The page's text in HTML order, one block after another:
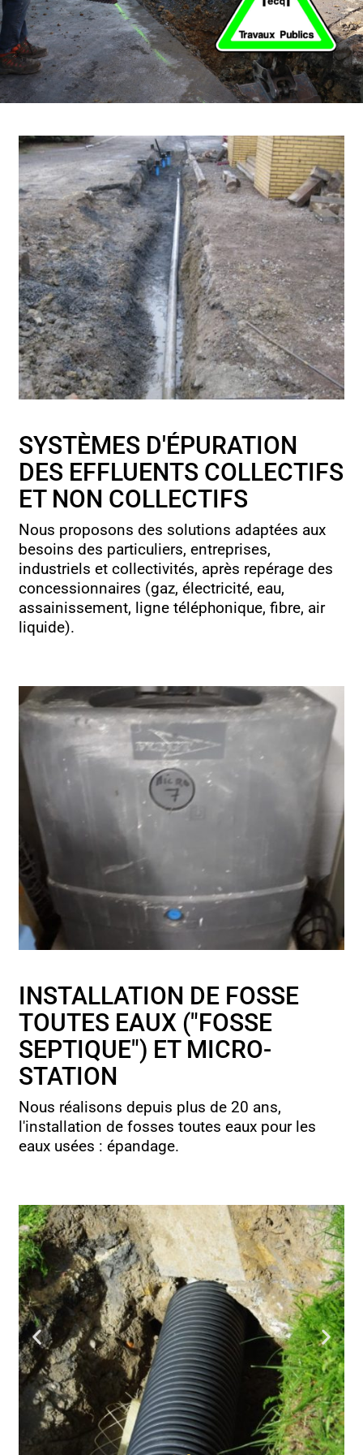
SYSTÈMES D'ÉPURATION
DES EFFLUENTS COLLECTIFS
ET NON COLLECTIFS
Nous proposons des solutions adaptées aux
besoins des particuliers, entreprises,
industriels et collectivités, après repérage des
concessionnaires (gaz, électricité, eau,
assainissement, ligne téléphonique, fibre, air
liquide).
INSTALLATION DE FOSSE
TOUTES EAUX ("FOSSE
SEPTIQUE") ET MICRO-
STATION
Nous réalisons depuis plus de 20 ans,
l'installation de fosses toutes eaux pour les
eaux usées : épandage.